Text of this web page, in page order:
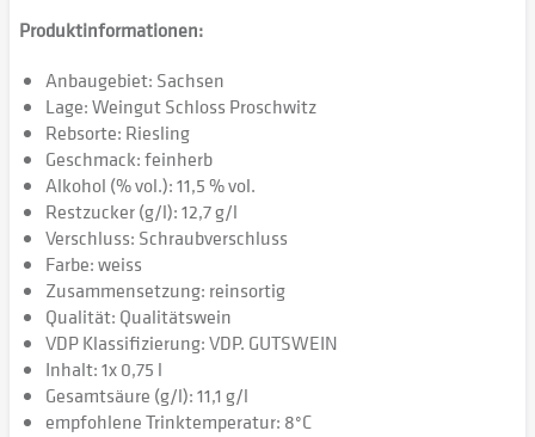
Produktinformationen:
Anbaugebiet: Sachsen
Lage: Weingut Schloss Proschwitz
Rebsorte: Riesling
Geschmack: feinherb
Alkohol (% vol.): 11,5 % vol.
Restzucker (g/l): 12,7 g/l
Verschluss: Schraubverschluss
Farbe: weiss
Zusammensetzung: reinsortig
Qualität: Qualitätswein
VDP Klassifizierung: VDP. GUTSWEIN
Inhalt: 1x 0,75 l
Gesamtsäure (g/l): 11,1 g/l
empfohlene Trinktemperatur: 8°C